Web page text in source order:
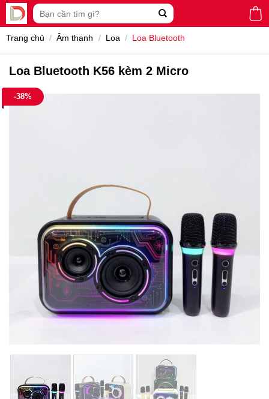
Skip
Tìm
kiếm:
Trang chủ / Âm thanh / Loa / Loa Bluetooth
Loa Bluetooth K56 kèm 2 Micro
-38%